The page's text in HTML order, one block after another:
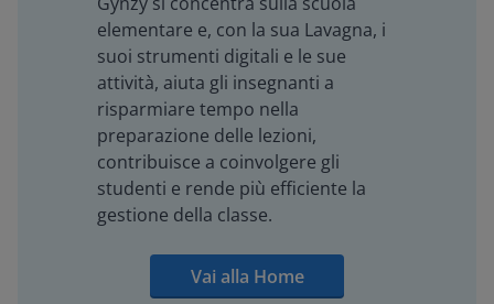
elementare e, con la sua Lavagna, i
suoi strumenti digitali e le sue
attività, aiuta gli insegnanti a
risparmiare tempo nella
preparazione delle lezioni,
contribuisce a coinvolgere gli
studenti e rende più efficiente la
gestione della classe.
Vai alla Home